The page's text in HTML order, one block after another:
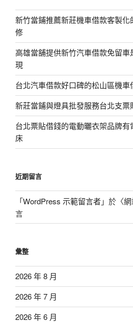
新竹當鋪推薦新莊機車借款客製
修
高雄當舖提供新竹汽車借款免留
現
台北汽車借款好口碑的松山區機
新莊當鋪與燈具批發服務台北支
台北票貼借錢的電動曬衣架品牌
床
近期留言
「WordPress 示範留言者」於〈
言
彙整
2026 年 8 月
2026 年 7 月
2026 年 6 月